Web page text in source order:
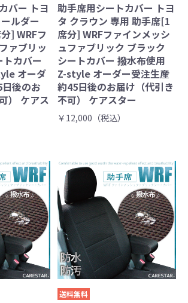
バー トヨ
ルダー
] WRFフ
ァブリッ
カバー
オーダ
後のお
） ケアス
助手席用シートカバー トヨ
タ クラウン 専用 助手席[1
席分] WRFファインメッシ
ュファブリック ブラック
シートカバー 撥水布使用
Z-style オーダー受注生産
約45日後のお届け（代引き
不可） ケアスター
￥12,000（税込）
送料無料